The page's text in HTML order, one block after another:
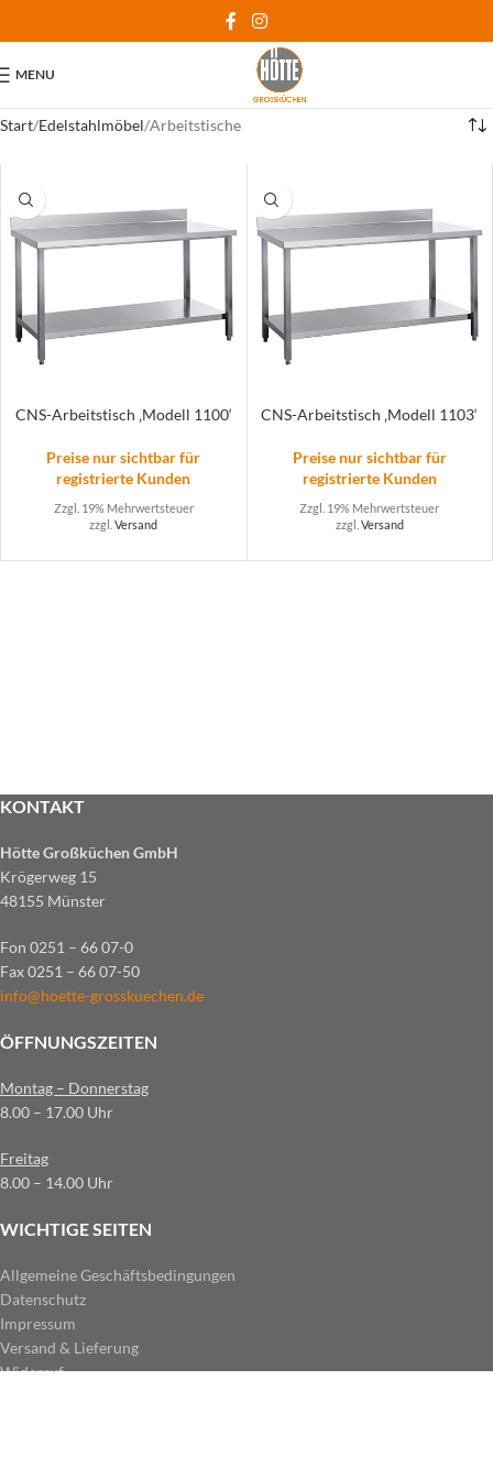
MENU
Start Edelstahlmöbel Arbeitstische
CNS-Arbeitstisch ‚Modell 1100‘
Preise nur sichtbar für
registrierte Kunden
Zzgl. 19% Mehrwertsteuer
zzgl.Versand
CNS-Arbeitstisch ‚Modell 1103‘
Preise nur sichtbar für
registrierte Kunden
Zzgl. 19% Mehrwertsteuer
zzgl. Versand
KONTAKT
Hötte Großküchen GmbH
Krögerweg 15
48155 Münster
Fon 0251 – 66 07-0
Fax 0251 – 66 07-50
info@hoette-grosskuechen.de
ÖFFNUNGSZEITEN
Montag – Donnerstag
8.00 – 17.00 Uhr
Freitag
8.00 – 14.00 Uhr
WICHTIGE SEITEN
Allgemeine Geschäftsbedingungen
Datenschutz
Impressum
Versand & Lieferung
Widerruf